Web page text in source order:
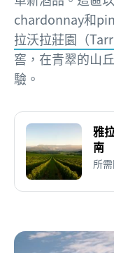
chardonnay和
拉沃拉莊園（
窖，在青翠的山
驗。
雅
南
所